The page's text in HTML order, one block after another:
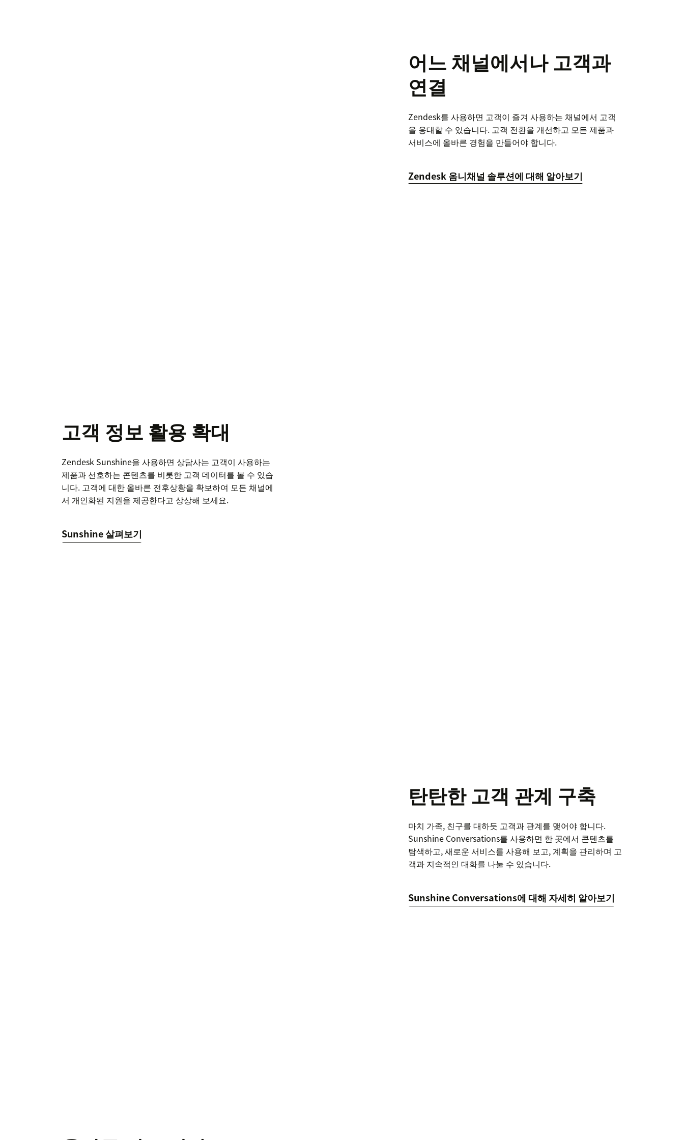
어느 채널에서나 고객과
연결
Zendesk를 사용하면 고객이 즐겨 사용하는 채널에서 고객
을 응대할 수 있습니다. 고객 전환을 개선하고 모든 제품과
서비스에 올바른 경험을 만들어야 합니다.
Zendesk 옴니채널 솔루션에 대해 알아보기
고객 정보 활용 확대
Zendesk Sunshine을 사용하면 상담사는 고객이 사용하는
제품과 선호하는 콘텐츠를 비롯한 고객 데이터를 볼 수 있습
니다. 고객에 대한 올바른 전후상황을 확보하여 모든 채널에
서 개인화된 지원을 제공한다고 상상해 보세요.
Sunshine 살펴보기
탄탄한 고객 관계 구축
마치 가족, 친구를 대하듯 고객과 관계를 맺어야 합니다.
Sunshine Conversations를 사용하면 한 곳에서 콘텐츠를
탐색하고, 새로운 서비스를 사용해 보고, 계획을 관리하며 고
객과 지속적인 대화를 나눌 수 있습니다.
Sunshine Conversations에 대해 자세히 알아보기